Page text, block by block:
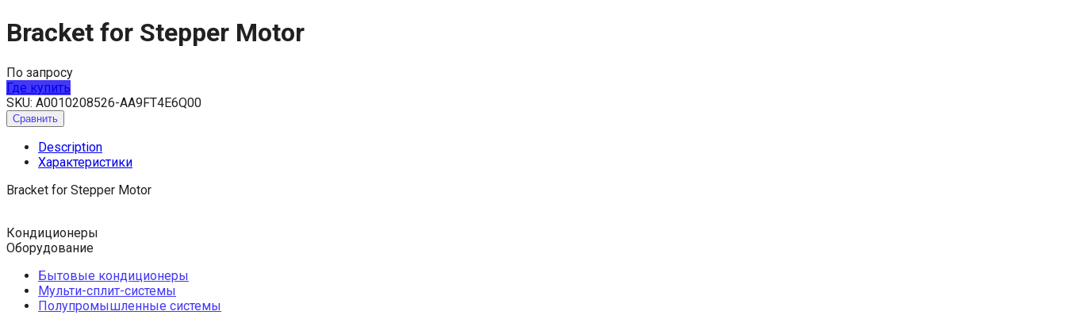
Bracket for Stepper Motor
По запросу
Где купить
SKU: A0010208526-AA9FT4E6Q00
Сравнить
Description
Характеристики
Bracket for Stepper Motor
Кондиционеры
Оборудование
Бытовые кондиционеры
Мульти-сплит-системы
Полупромышленные системы